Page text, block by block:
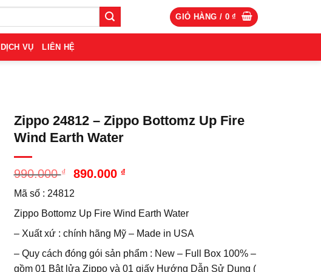
GIỎ HÀNG / 0₫
DỊCH VỤ LIÊN HỆ
Zippo 24812 – Zippo Bottomz Up Fire
Wind Earth Water
990.000₫
Giá
là:
990.000 ₫.
890.000 ₫Giá
là:
Mã số : 24812
Zippo Bottomz Up Fire Wind Earth Water
– Xuất xứ : chính hãng Mỹ – Made in USA
– Quy cách đóng gói sản phẩm : New – Full Box 100% –
gồm 01 Bật lửa Zippo và 01 giấy Hướng Dẫn Sử Dụng (